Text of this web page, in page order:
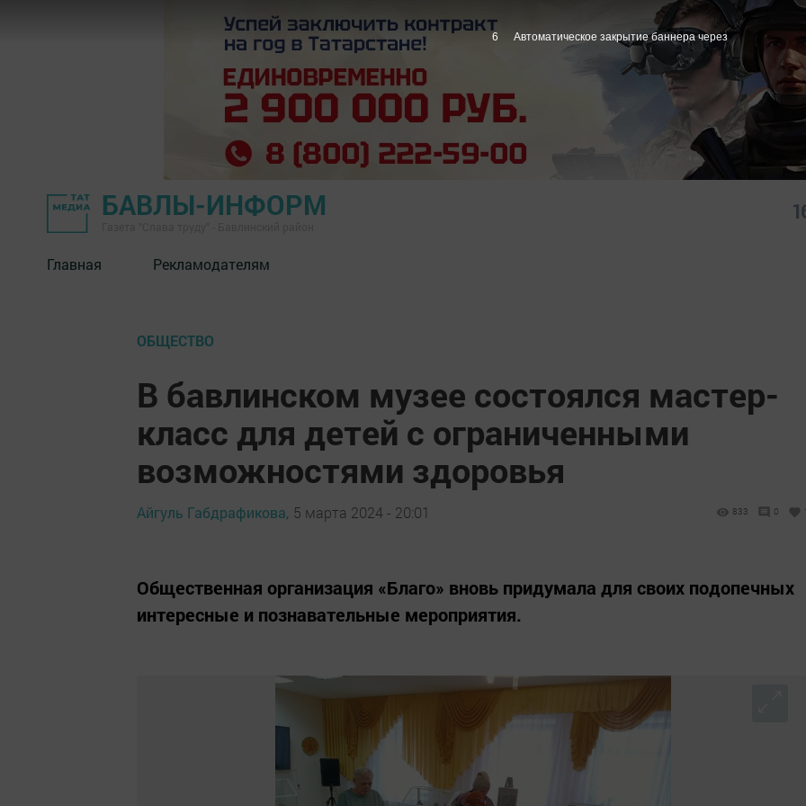
БАВЛЫ-ИНФОРМ
Главная Рекламодателям
ОБЩЕСТВО
В бавлинском музее состоялся мастер-
класс для детей с ограниченными
возможностями здоровья
Айгуль Габдрафикова, 5 марта 2024 - 20:01 833 0
Общественная организация «Благо» вновь придумала для своих подопечных
интересные и познавательные мероприятия.
4 Автоматическое закрытие баннера через